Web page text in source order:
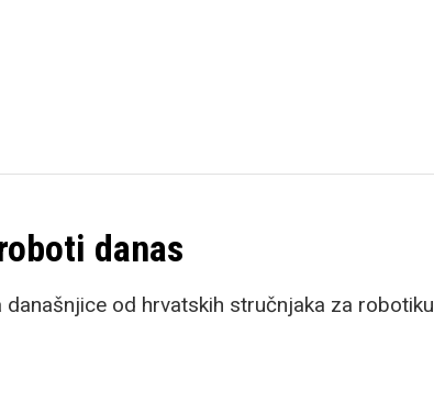
danas
od hrvatskih stručnjaka za robotiku